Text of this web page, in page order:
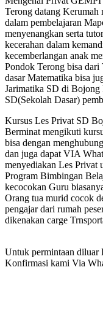
Terong datang Kerumah
dalam pembelajaran
menyenangkan serta
kecerahan dalam
kecemberlangan anak
Pondok Terong bisa dari
dasar Matematika bisa
Jarimatika SD di Bojong
SD(Sekolah Dasar)
Kursus Les Privat SD
Berminat mengikuti
bisa dengan
dan juga dapat VIA
menyediakan Les Privat
Program Bimbingan
kecocokan Guru
Orang tua murid cocok
pengajar dari rumah
dikenakan carge
Untuk permintaan diluar
Konfirmasi kami Via